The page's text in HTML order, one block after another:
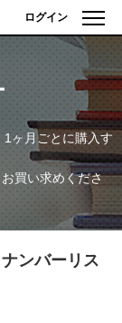
ログイン
ヶ月ごとに購入す
買い求めくださ
ンバーリス